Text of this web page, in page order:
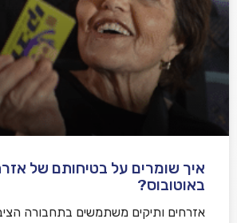
איך שומרים על בטיחותם של
באוטובוס?
אזרחים ותיקים משתמשים בתחבורה